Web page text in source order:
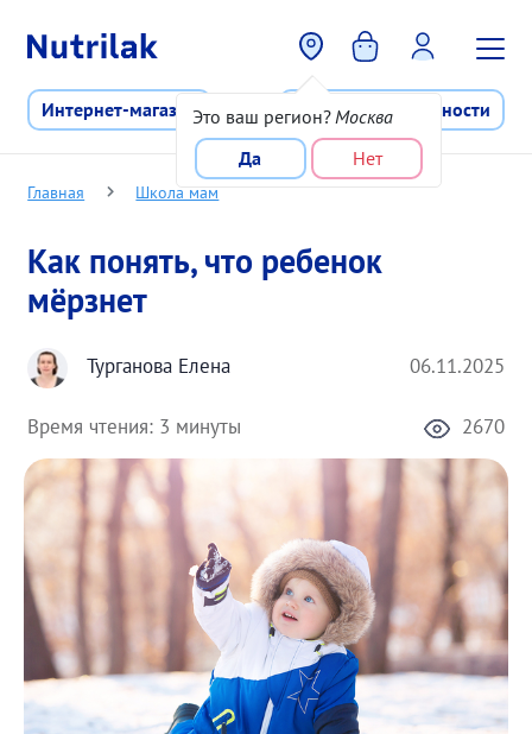
Это ваш регион? Москва
Да
Нет
Интернет-магазин Программа лояльности
Главная Школа мам
Как понять, что ребенок
мёрзнет
Турганова Елена 06.11.2025
Время чтения: 3 минуты 2670